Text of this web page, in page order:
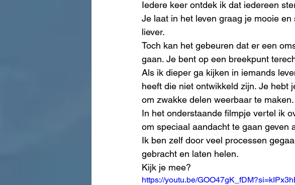
Iedere keer ontdek ik dat iedereen
Je laat in het leven graag je mooie
liever.
Toch kan het gebeuren dat er een
gaan. Je bent op een breekpunt
Als ik dieper ga kijken in iemands
heeft die niet ontwikkeld zijn. Je hebt
om zwakke delen weerbaar te maken.
In het onderstaande filmpje vertel ik
om speciaal aandacht te gaan geven
Ik ben zelf door veel processen
gebracht en laten helen.
Kijk je mee?
https://youtu.be/